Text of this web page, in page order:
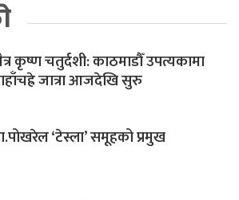
कृष्ण चतुर्दशी: काठमाडौँ उपत्यकामा
जात्रा आजदेखि सुरु
‘टेस्ला’ समूहको प्रमुख